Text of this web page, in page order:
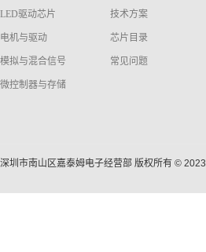
LED驱动芯片
电机与驱动
模拟与混合信号
微控制器与存储
技术方案
芯片目录
常见问题
深圳市南山区嘉泰姆电子经营部 版权所有 © 2023